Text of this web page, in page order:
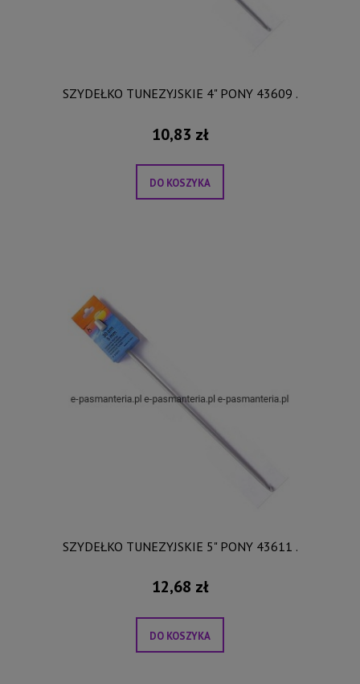
SZYDEŁKO TUNEZYJSKIE 4" PONY 43609 .
10,83 zł
DO KOSZYKA
SZYDEŁKO TUNEZYJSKIE 5" PONY 43611 .
12,68 zł
DO KOSZYKA